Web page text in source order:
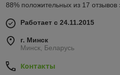
88% положительных из 17 отзывов
Работает с 24.11.2015
г. Минск
Минск, Беларусь
Контакты